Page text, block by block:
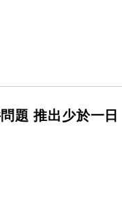
題 推出少於一日